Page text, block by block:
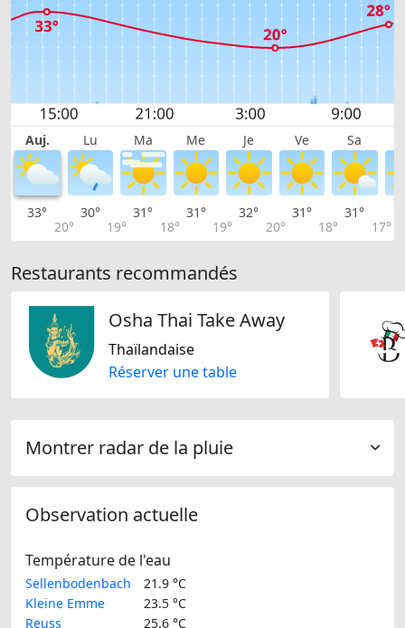
Auj. Lu Ma Me Je Ve Sa
33°
20°
30°
19°
31°
18°
31°
19°
32°
20°
31°
18°
31°
17°
Restaurants recommandés
Osha Thai Take Away
Thaïlandaise
Réserver une table
Montrer radar de la pluie
Observation actuelle
Température de l'eau
Sellenbodenbach
21.9 °C
Kleine Emme
23.5 °C
Reuss
25.6 °C